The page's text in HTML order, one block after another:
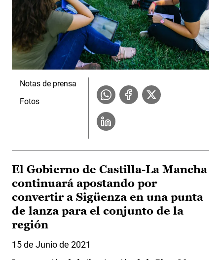
Notas de prensa
Fotos
El Gobierno de Castilla-La Mancha
continuará apostando por
convertir a Sigüenza en una punta
de lanza para el conjunto de la
región
15 de Junio de 2021